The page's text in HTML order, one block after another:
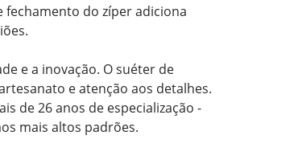
fechamento do zíper adiciona
e a inovação. O suéter de
e atenção aos detalhes.
de 26 anos de especialização -
mais altos padrões.